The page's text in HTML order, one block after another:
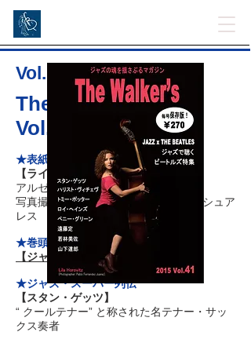
Vol. 41
The Walker's 2015
Vol.41
★表紙写真
【ライラ・ホロヴィッ】
アルゼンチン出身の女性ベーシスト
写真撮影：パブロ・フェルナンデス・シュア
レス
★巻頭特集
【ジャズで聴くビートルズ特集】
★ジャズ・スーパー列伝
【スタン・ゲッツ】
“ クールテナー” と称された名テナー・サッ
クス奏者